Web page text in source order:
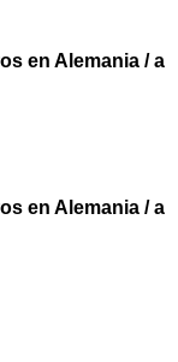
en Alemania / a
en Alemania / a